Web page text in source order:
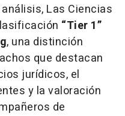
Las Ciencias
“Tier 1”
, una distinción
que destacan
jurídicos, el
y la valoración
de